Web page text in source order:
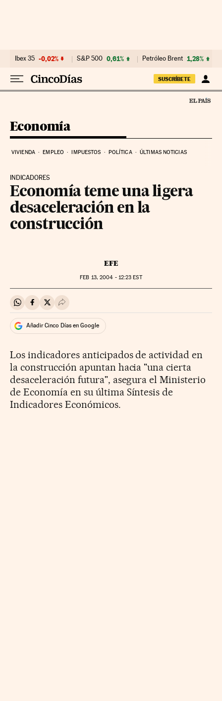
Ibex 35 -0,02% S&P 500 0,61% Petróleo Brent 1,28%
SUSCRÍBETE
Economía
VIVIENDA EMPLEO IMPUESTOS POLÍTICA ÚLTIMAS NOTICIAS
INDICADORES
Economía teme una ligera
desaceleración en la
construcción
EFE
FEB 13, 2004 - 12:23 EST
Compartir en Whatsapp
Compartir en Facebook
Compartir en Twitter
Desplegar Redes Sociales
Añadir Cinco Días en Google
Los indicadores anticipados de actividad en
la construcción apuntan hacia "una cierta
desaceleración futura", asegura el Ministerio
de Economía en su última Síntesis de
Indicadores Económicos.